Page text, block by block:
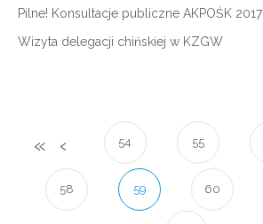
Pilne! Konsultacje publiczne AKPOŚK 2017
Wizyta delegacji chińskiej w KZGW
54 55
58 59 60